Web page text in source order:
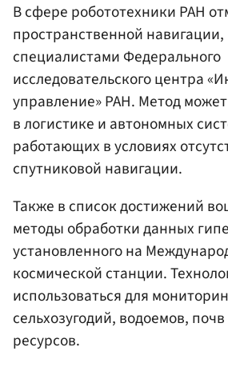
В сфере робототехники РАН
пространственной
специалистами Федерального
исследовательского центра
управление» РАН. Метод
в логистике и автономных
работающих в условиях
спутниковой навигации.
Также в список достижений
методы обработки данных
установленного на
космической станции.
использоваться для
сельхозугодий, водоемов,
ресурсов.